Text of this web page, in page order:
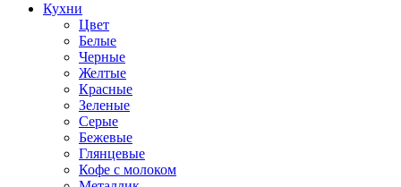
Кухни
Цвет
Белые
Черные
Желтые
Красные
Зеленые
Серые
Бежевые
Глянцевые
Кофе с молоком